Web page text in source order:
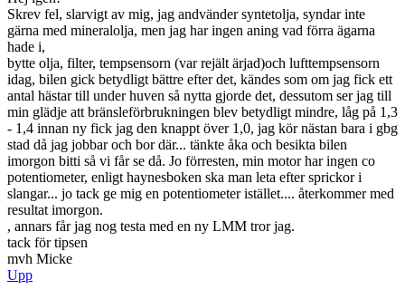
Skrev fel, slarvigt av mig, jag andvänder syntetolja, syndar inte
gärna med mineralolja, men jag har ingen aning vad förra ägarna
hade i,
bytte olja, filter, tempsensorn (var rejält ärjad)och lufttempsensorn
idag, bilen gick betydligt bättre efter det, kändes som om jag fick ett
antal hästar till under huven så nytta gjorde det, dessutom ser jag till
min glädje att bränsleförbrukningen blev betydligt mindre, låg på 1,3
- 1,4 innan ny fick jag den knappt över 1,0, jag kör nästan bara i gbg
stad då jag jobbar och bor där... tänkte åka och besikta bilen
imorgon bitti så vi får se då. Jo förresten, min motor har ingen co
potentiometer, enligt haynesboken ska man leta efter sprickor i
slangar... jo tack ge mig en potentiometer istället.... återkommer med
resultat imorgon.
, annars får jag nog testa med en ny LMM tror jag.
tack för tipsen
mvh Micke
Upp